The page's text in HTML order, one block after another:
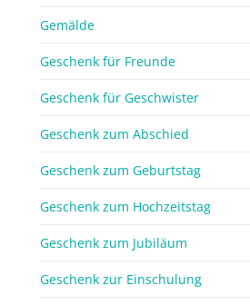
Gemälde
Geschenk für Freunde
Geschenk für Geschwister
Geschenk zum Abschied
Geschenk zum Geburtstag
Geschenk zum Hochzeitstag
Geschenk zum Jubiläum
Geschenk zur Einschulung